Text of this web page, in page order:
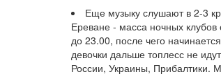
Еще музыку слушают в 2-3
Ереване - масса ночных
до 23.00, после чего
девочки дальше топлесс не
России, Украины, Прибалтики.